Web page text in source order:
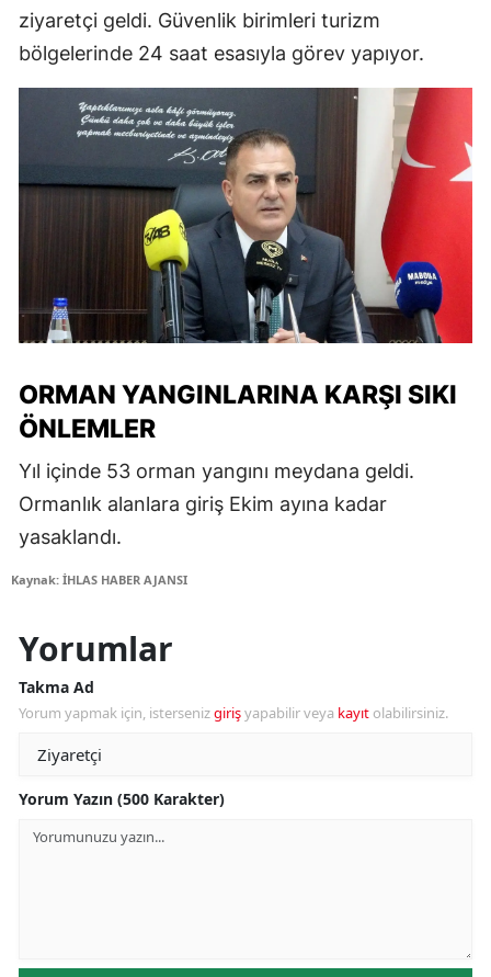
ziyaretçi geldi. Güvenlik birimleri turizm
bölgelerinde 24 saat esasıyla görev yapıyor.
ORMAN YANGINLARINA KARŞI SIKI
ÖNLEMLER
Yıl içinde 53 orman yangını meydana geldi.
Ormanlık alanlara giriş Ekim ayına kadar
yasaklandı.
Kaynak: İHLAS HABER AJANSI
Yorumlar
Takma Ad
Yorum yapmak için, istersenizgirişyapabilir veya kayıt olabilirsiniz.
Yorum Yazın (500 Karakter)